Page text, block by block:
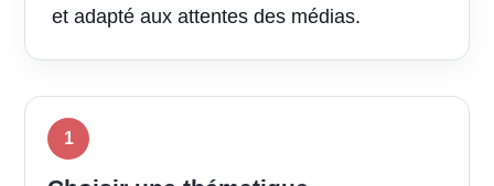
et adapté aux attentes des médias.